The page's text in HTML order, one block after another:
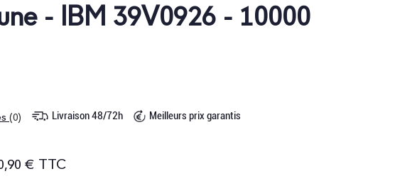
- IBM 39V0926 - 10000
(0) Livraison 48/72h Meilleurs prix garantis
€ TTC